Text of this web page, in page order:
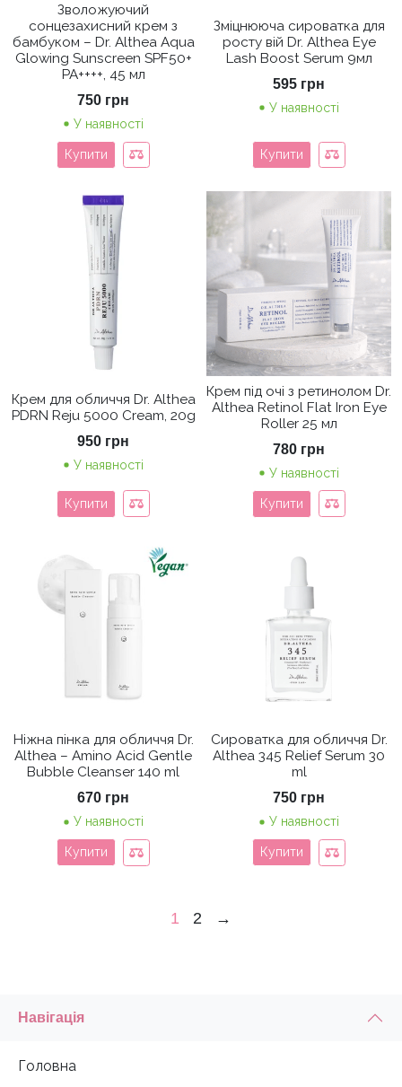
Зволожуючий
сонцезахисний крем з
бамбуком – Dr. Althea Aqua
Glowing Sunscreen SPF50+
PA++++, 45 мл
750 грн
У наявності
Купити
Зміцнююча сироватка для
росту вій Dr. Althea Eye
Lash Boost Serum 9мл
595 грн
У наявності
Купити
Крем для обличчя Dr. Althea
PDRN Reju 5000 Cream, 20g
950 грн
У наявності
Купити
Крем під очі з ретинолом Dr.
Althea Retinol Flat Iron Eye
Roller 25 мл
780 грн
У наявності
Купити
Ніжна пінка для обличчя Dr.
Althea – Amino Acid Gentle
Bubble Cleanser 140 ml
670 грн
У наявності
Купити
Сироватка для обличчя Dr.
Althea 345 Relief Serum 30
ml
750 грн
У наявності
Купити
1 2 →
Навігація
Головна